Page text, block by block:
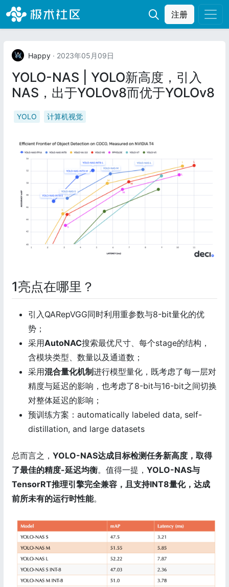
注册
Happy · 2023年05月09日
YOLO-NAS | YOLO新高度，引入
NAS，出于YOLOv8而优于YOLOv8
YOLO 计算机视觉
1亮点在哪里？
引入QARepVGG同时利用重参数与8-bit量化的优
势；
采用AutoNAC搜索最优尺寸、每个stage的结构，
含模块类型、数量以及通道数；
采用混合量化机制进行模型量化，既考虑了每一层对
精度与延迟的影响，也考虑了8-bit与16-bit之间切换
对整体延迟的影响；
预训练方案：automatically labeled data, self-
distillation, and large datasets
总而言之， YOLO-NAS达成目标检测任务新高度，取得
了最佳的精度-延迟均衡。值得一提， YOLO-NAS与
TensorRT推理引擎完全兼容，且支持INT8量化，达成
前所未有的运行时性能。